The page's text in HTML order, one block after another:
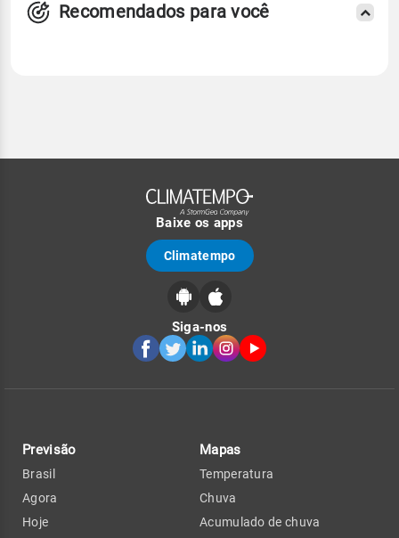
Recomendados para você
Baixe os apps
Climatempo
Siga-nos
Previsão
Brasil
Agora
Hoje
Mapas
Temperatura
Chuva
Acumulado de chuva